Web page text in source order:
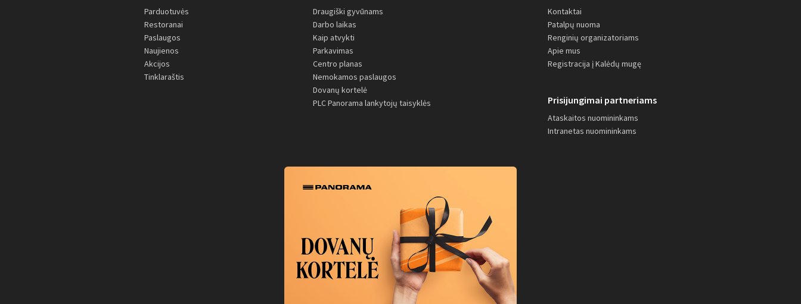
Parduotuvės
Restoranai
Paslaugos
Naujienos
Akcijos
Tinklaraštis
Draugiški gyvūnams
Darbo laikas
Kaip atvykti
Parkavimas
Centro planas
Nemokamos paslaugos
Dovanų kortelė
PLC Panorama lankytojų taisyklės
Kontaktai
Patalpų nuoma
Renginių organizatoriams
Apie mus
Registracija į Kalėdų mugę
Prisijungimai partneriams
Ataskaitos nuomininkams
Intranetas nuomininkams